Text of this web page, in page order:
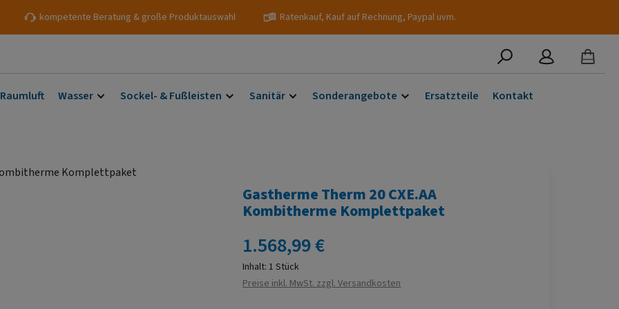
kompetente Beratung & große Produktauswahl Ratenkauf, Kauf auf Rechnung, Paypal uvm.
Wasser Sockel- & Fußleisten Sanitär Sonderangebote Ersatzteile Kontakt
Gastherme Therm 20 CXE.AA
Kombitherme Komplettpaket
Regulärer Preis:
1.568,99 €
Inhalt:1 Stück
Preise inkl. MwSt. zzgl. Versandkosten